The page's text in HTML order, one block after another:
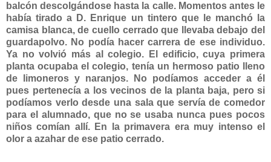
balcón descolgándose hasta la calle. Momentos antes le
había tirado a D. Enrique un tintero que le manchó la
camisa blanca, de cuello cerrado que llevaba debajo del
guardapolvo. No podía hacer carrera de ese individuo.
Ya no volvió más al colegio. El edificio, cuya primera
planta ocupaba el colegio, tenía un hermoso patio lleno
de limoneros y naranjos. No podíamos acceder a él
pues pertenecía a los vecinos de la planta baja, pero si
podíamos verlo desde una sala que servía de comedor
para el alumnado, que no se usaba nunca pues pocos
niños comían allí. En la primavera era muy intenso el
olor a azahar de ese patio cerrado.